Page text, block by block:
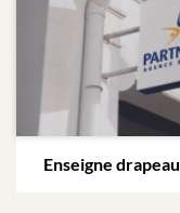
Enseigne drapeau